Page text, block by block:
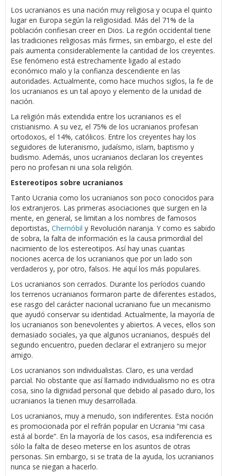
Los ucranianos es una nación muy religiosa y ocupa el quinto
lugar en Europa según la religiosidad. Más del 71% de la
población confiesan creer en Dios. La región occidental tiene
las tradiciones religiosas más firmes, sin embargo, el este del
país aumenta considerablemente la cantidad de los creyentes.
Ese fenómeno está estrechamente ligado al estado
económico malo y la confianza descendiente en las
autoridades. Actualmente, como hace muchos siglos, la fe de
los ucranianos es un tal apoyo y elemento de la unidad de
nación.
La religión más extendida entre los ucranianos es el
cristianismo. A su vez, el 75% de los ucranianos profesan
ortodoxos, el 14%, católicos. Entre los creyentes hay los
seguidores de luteranismo, judaísmo, islam, baptismo y
budismo. Además, unos ucranianos declaran los creyentes
pero no profesan ni una sola religión.
Estereotipos sobre ucranianos
Tanto Ucrania como los ucranianos son poco conocidos para
los extranjeros. Las primeras asociaciones que surgen en la
mente, en general, se limitan a los nombres de famosos
deportistas, Chernóbil y Revolución naranja. Y como es sabido
de sobra, la falta de información es la causa primordial del
nacimiento de los estereotipos. Así hay unas cuantas
nociones acerca de los ucranianos que por un lado son
verdaderos y, por otro, falsos. He aquí los más populares.
Los ucranianos son cerrados. Durante los períodos cuando
los terrenos ucranianos formaron parte de diferentes estados,
ese rasgo del carácter nacional ucraniano fue un mecanismo
que ayudó conservar su identidad. Actualmente, la mayoría de
los ucranianos son benevolentes y abiertos. A veces, ellos son
demasiado sociales, ya que algunos ucranianos, después del
segundo encuentro, pueden declarar el extranjero su mejor
amigo.
Los ucranianos son individualistas. Claro, es una verdad
parcial. No obstante que así llamado individualismo no es otra
cosa, sino la dignidad personal que debido al pasado duro, los
ucranianos la tienen muy desarrollada.
Los ucranianos, muy a menudo, son indiferentes. Esta noción
es promocionada por el refrán popular en Ucrania “mi casa
está al borde”. En la mayoría de los casos, esa indiferencia es
sólo la falta de deseo meterse en los asuntos de otras
personas. Sin embargo, si se trata de la ayuda, los ucranianos
nunca se niegan a hacerlo.